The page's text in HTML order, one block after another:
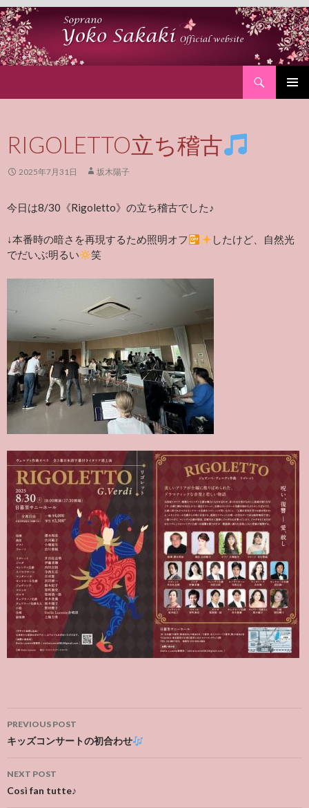
RIGOLETTO立ち稽古
2025年7月31日 坂木陽子
今日は8/30《Rigoletto》の立ち稽古でした♪
↓本番時の暗さを再現するため照明オフ
したけど、自然光
でだいぶ明るい
笑
Post
navigation
PREVIOUS POST
キッズコンサートの初合わせ
NEXT POST
Così fan tutte♪